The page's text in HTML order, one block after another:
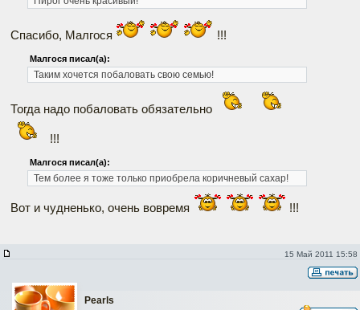
Спасибо, Малгося !!!
Малгося писал(а):
Таким хочется побаловать свою семью!
Тогда надо побаловать обязательно
!!!
Малгося писал(а):
Тем более я тоже только приобрела коричневый сахар!
Вот и чудненько, очень вовремя !!!
15 Май 2011 15:58
Pearls